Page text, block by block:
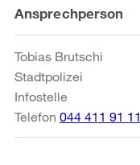
Weitere
Informationen
Ansprechperson
Tobias Brutschi
Stadtpolizei
Infostelle
Telefon 044 411 91 11